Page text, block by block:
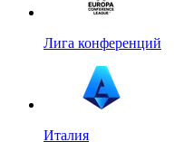
Лига конференций
Италия